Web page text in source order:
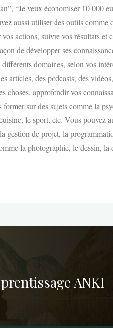
“Je veux économiser 10 000
aussi utiliser des outils comme
actions, suivre vos résultats et
de développer ses
domaines, selon vos
articles, des podcasts, des
choses, approfondir vos
former sur des sujets comme la
le sport, etc. Vous pouvez
gestion de projet, la
la photographie, le dessin, la
ANKI